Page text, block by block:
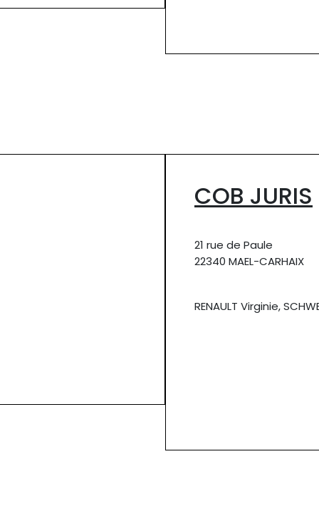
COB JURIS
21 rue de Paule
22340 MAEL-CARHAIX
RENAULT Virginie,